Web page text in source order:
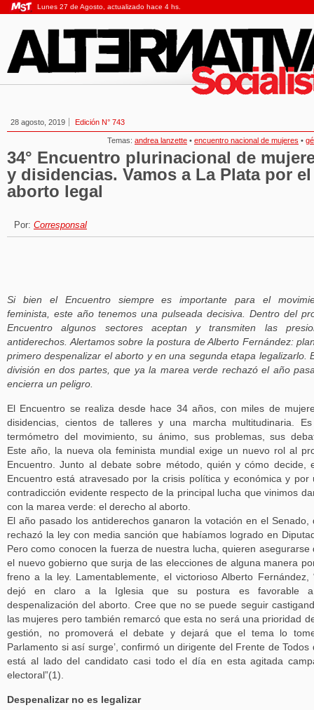
Lunes 27 de Agosto, actualizado hace 4 hs.
28 agosto, 2019 Edición N° 743
Temas: andrea lanzette • encuentro nacional de mujeres •
34° Encuentro plurinacional de
y disidencias. Vamos a La Plata por el
aborto legal
Por: Corresponsal
Si bien el Encuentro siempre es importante para el
feminista, este año tenemos una pulseada decisiva. Dentro del
Encuentro algunos sectores aceptan y transmiten las
antiderechos. Alertamos sobre la postura de Alberto Fernández:
primero despenalizar el aborto y en una segunda etapa legalizarlo.
división en dos partes, que ya la marea verde rechazó el año
encierra un peligro.
El Encuentro se realiza desde hace 34 años, con miles de
disidencias, cientos de talleres y una marcha multitudinaria.
termómetro del movimiento, su ánimo, sus problemas, sus
Este año, la nueva ola feminista mundial exige un nuevo rol al
Encuentro. Junto al debate sobre método, quién y cómo decide,
Encuentro está atravesado por la crisis política y económica y por
contradicción evidente respecto de la principal lucha que vinimos
con la marea verde: el derecho al aborto.
El año pasado los antiderechos ganaron la votación en el Senado,
rechazó la ley con media sanción que habíamos logrado en
Pero como conocen la fuerza de nuestra lucha, quieren asegurarse
el nuevo gobierno que surja de las elecciones de alguna manera
freno a la ley. Lamentablemente, el victorioso Alberto Fernández,
dejó en claro a la Iglesia que su postura es favorable
despenalización del aborto. Cree que no se puede seguir
las mujeres pero también remarcó que esta no será una prioridad
gestión, no promoverá el debate y dejará que el tema lo
Parlamento si así surge’, confirmó un dirigente del Frente de Todos
está al lado del candidato casi todo el día en esta agitada
electoral”(1).
Despenalizar no es legalizar